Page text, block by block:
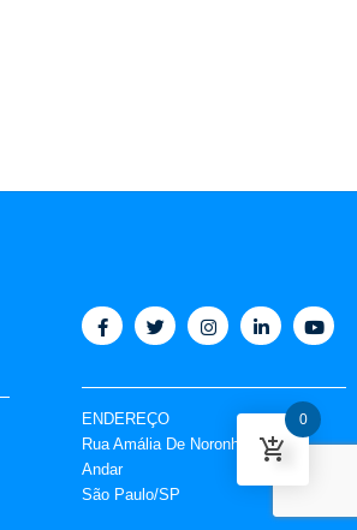
ENDEREÇO
Rua Amália De Noronha, 151 6º
Andar
São Paulo/SP
0